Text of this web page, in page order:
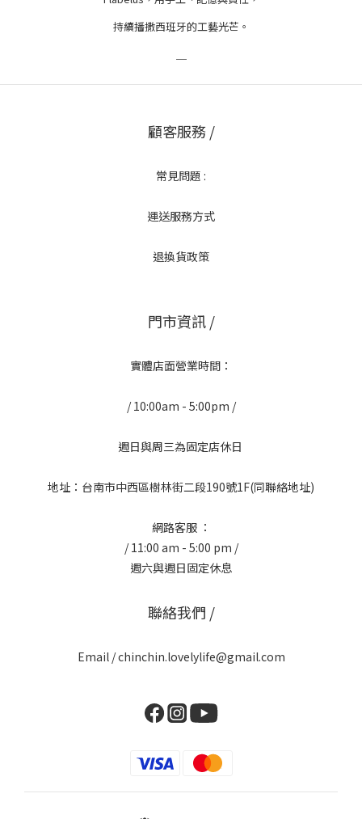
持續播撒西班牙的工藝光芒。
顧客服務 /
常見問題 :
運送服務方式
退換貨政策
門市資訊 /
實體店面營業時間：
/ 10:00am - 5:00pm /
週日與周三為固定店休日
地址：台南市中西區樹林街二段190號1F(同聯絡地址)
網路客服 ：
/ 11:00 am - 5:00 pm /
週六與週日固定休息
聯絡我們 /
Email / chinchin.lovelylife@gmail.com